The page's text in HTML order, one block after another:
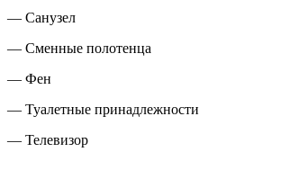
— Санузел
— Сменные полотенца
— Фен
— Туалетные принадлежности
— Телевизор